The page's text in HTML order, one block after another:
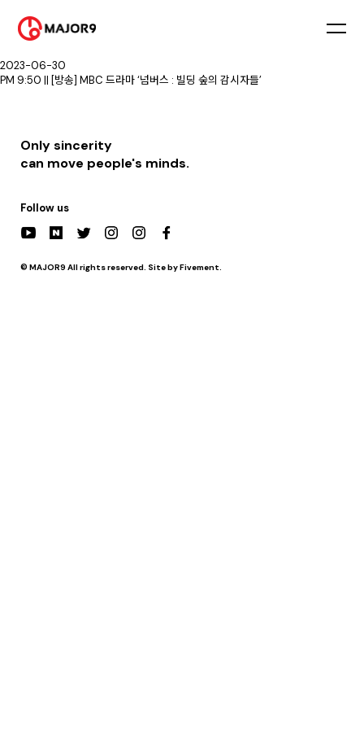
PM 9:50 || [방송] MBC 드라마 ‘넘버스 : 빌딩 숲의 감시자들’
2023-06-24
2023-06-30
PM 9:50 || [방송] MBC 드라마 ‘넘버스 : 빌딩 숲의 감시자들’
Only sincerity
can move people's minds.
Follow us
© MAJOR9 All rights reserved. Site by Fivement.